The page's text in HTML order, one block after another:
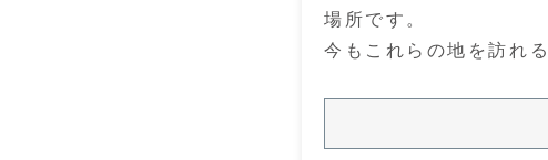
場所です。
今もこれらの地を訪れ